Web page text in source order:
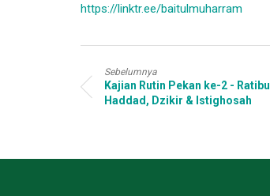
https://linktr.ee/baitulmuharram
Sebelumnya
Kajian Rutin Pekan ke-2 - Ratibul
Haddad, Dzikir & Istighosah